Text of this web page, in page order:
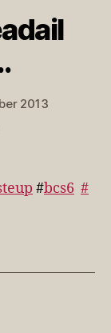
2013
Uigeadail
#bcs6 #